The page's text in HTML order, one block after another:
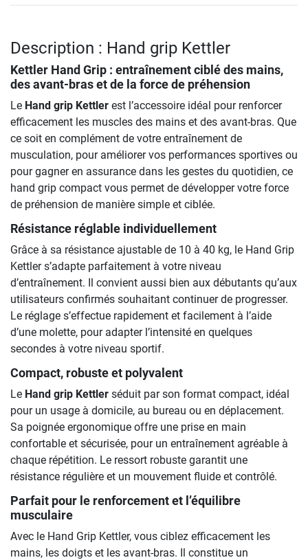
Description : Hand grip Kettler
Kettler Hand Grip : entraînement ciblé des mains,
des avant-bras et de la force de préhension
Le Hand grip Kettler est l’accessoire idéal pour renforcer
efficacement les muscles des mains et des avant-bras. Que
ce soit en complément de votre entraînement de
musculation, pour améliorer vos performances sportives ou
pour gagner en assurance dans les gestes du quotidien, ce
hand grip compact vous permet de développer votre force
de préhension de manière simple et ciblée.
Résistance réglable individuellement
Grâce à sa résistance ajustable de 10 à 40 kg, le Hand Grip
Kettler s’adapte parfaitement à votre niveau
d’entraînement. Il convient aussi bien aux débutants qu’aux
utilisateurs confirmés souhaitant continuer de progresser.
Le réglage s’effectue rapidement et facilement à l’aide
d’une molette, pour adapter l’intensité en quelques
secondes à votre niveau sportif.
Compact, robuste et polyvalent
Le Hand grip Kettler séduit par son format compact, idéal
pour un usage à domicile, au bureau ou en déplacement.
Sa poignée ergonomique offre une prise en main
confortable et sécurisée, pour un entraînement agréable à
chaque répétition. Le ressort robuste garantit une
résistance régulière et un mouvement fluide et contrôlé.
Parfait pour le renforcement et l’équilibre
musculaire
Avec le Hand Grip Kettler, vous ciblez efficacement les
mains, les doigts et les avant-bras. Il constitue un